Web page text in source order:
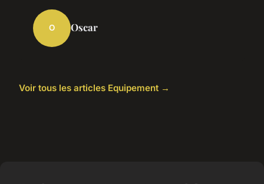
O Oscar
Voir tous les articles Equipement →